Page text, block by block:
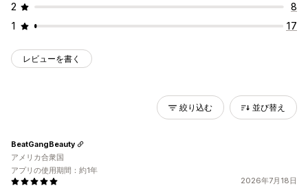
2
8
1
17
レビューを書く
絞り込む 並び替え
2026年7月18日
BeatGangBeauty
アメリカ合衆国
アプリの使用期間：約1年